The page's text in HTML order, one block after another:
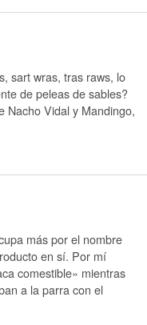
sart wras, tras raws, lo
de peleas de sables?
Nacho Vidal y Mandingo,
más por el nombre
en sí. Por mí
comestible» mientras
a la parra con el